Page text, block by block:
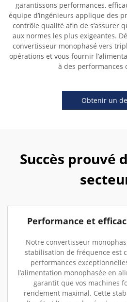
garantissons performances,
équipe d’ingénieurs applique des
contrôle qualité afin de s’assurer
aux normes les plus exigeantes.
convertisseur monophasé vers
opérations et vous fournir
à des performances
Obtenir un
Succès prouvé
Performance et
Notre convertisseur
stabilisation de fréquence est
performances
l’alimentation monophasée en
garantit que vos machines
rendement maximal. Cette